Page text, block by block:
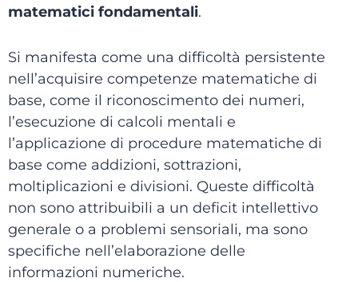
matematici fondamentali.
Si manifesta come una difficoltà persistente
nell’acquisire competenze matematiche di
base, come il riconoscimento dei numeri,
l’esecuzione di calcoli mentali e
l’applicazione di procedure matematiche di
base come addizioni, sottrazioni,
moltiplicazioni e divisioni. Queste difficoltà
non sono attribuibili a un deficit intellettivo
generale o a problemi sensoriali, ma sono
specifiche nell’elaborazione delle
informazioni numeriche.